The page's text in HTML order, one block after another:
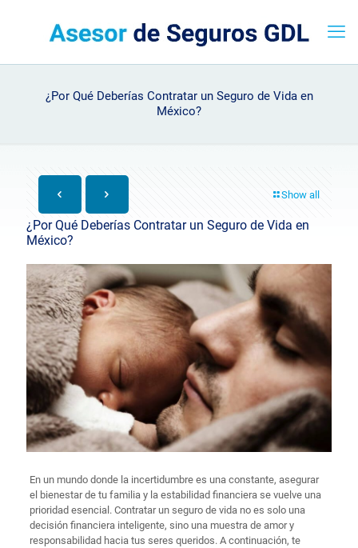
¿Por Qué Deberías Contratar un Seguro de Vida en
México?
Show all
¿Por Qué Deberías Contratar un Seguro de Vida en
México?
En un mundo donde la incertidumbre es una constante, asegurar
el bienestar de tu familia y la estabilidad financiera se vuelve una
prioridad esencial. Contratar un seguro de vida no es solo una
decisión financiera inteligente, sino una muestra de amor y
responsabilidad hacia tus seres queridos. A continuación, te